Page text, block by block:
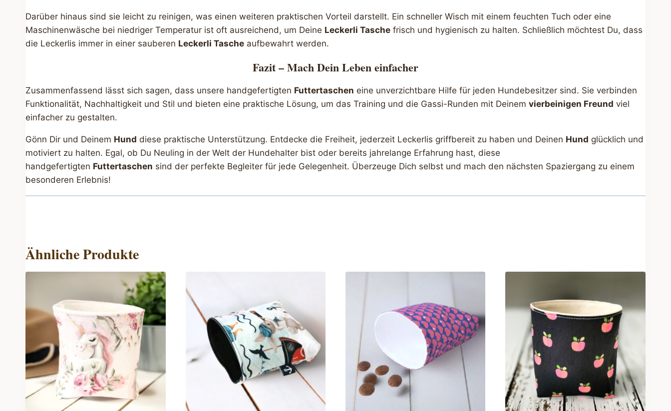
Darüber hinaus sind sie leicht zu reinigen, was einen weiteren praktischen Vorteil darstellt. Ein schneller Wisch mit einem feuchten Tuch oder eine
Maschinenwäsche bei niedriger Temperatur ist oft ausreichend, um Deine Leckerli Tasche frisch und hygienisch zu halten. Schließlich möchtest Du, dass
die Leckerlis immer in einer sauberen Leckerli Tasche aufbewahrt werden.
Fazit – Mach Dein Leben einfacher
Zusammenfassend lässt sich sagen, dass unsere handgefertigten Futtertaschen eine unverzichtbare Hilfe für jeden Hundebesitzer sind. Sie verbinden
Funktionalität, Nachhaltigkeit und Stil und bieten eine praktische Lösung, um das Training und die Gassi-Runden mit Deinemvierbeinigen Freund viel
einfacher zu gestalten.
Gönn Dir und Deinem Hund diese praktische Unterstützung. Entdecke die Freiheit, jederzeit Leckerlis griffbereit zu haben und Deinen Hund glücklich und
motiviert zu halten. Egal, ob Du Neuling in der Welt der Hundehalter bist oder bereits jahrelange Erfahrung hast, diese
handgefertigten Futtertaschen sind der perfekte Begleiter für jede Gelegenheit. Überzeuge Dich selbst und mach den nächsten Spaziergang zu einem
besonderen Erlebnis!
Ähnliche Produkte